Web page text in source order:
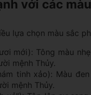
với các
lựa chọn màu sắc
mới): Tông màu
mệnh Thủy.
tinh xảo): Màu
mệnh Thủy.